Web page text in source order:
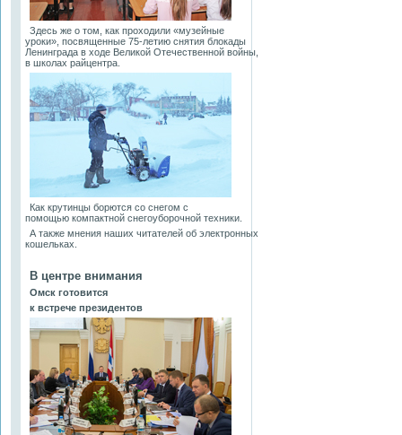
Здесь же о том, как проходили «музейные
уроки», посвященные 75-летию снятия блокады
Ленинграда в ходе Великой Отечественной войны,
в школах райцентра.
Как крутинцы борются со снегом с
помощью компактной снегоуборочной техники.
А также мнения наших читателей об электронных
кошельках.
В центре внимания
Омск готовится
к встрече президентов